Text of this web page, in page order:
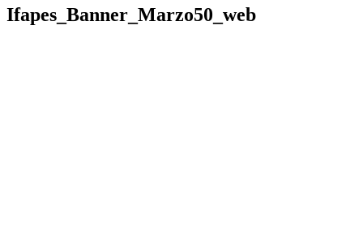
Ifapes_Banner_Marzo50_web